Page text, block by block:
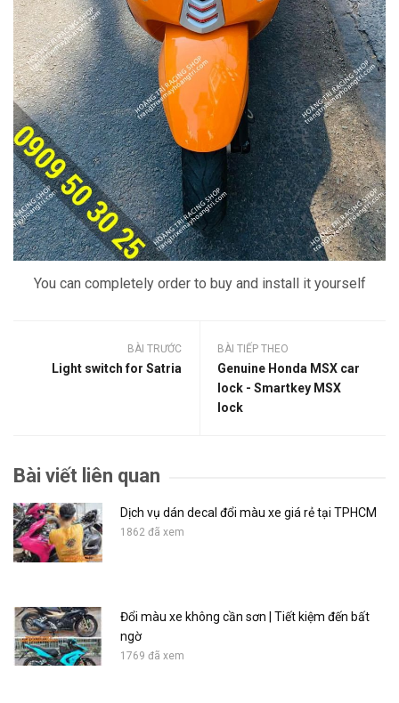
You can completely order to buy and install it yourself
BÀI TRƯỚC
Light switch for Satria
BÀI TIẾP THEO
Genuine Honda MSX car
lock - Smartkey MSX
lock
Bài viết liên quan
Dịch vụ dán decal đổi màu xe giá rẻ tại TPHCM
1862 đã xem
Đổi màu xe không cần sơn | Tiết kiệm đến bất
ngờ
1769 đã xem